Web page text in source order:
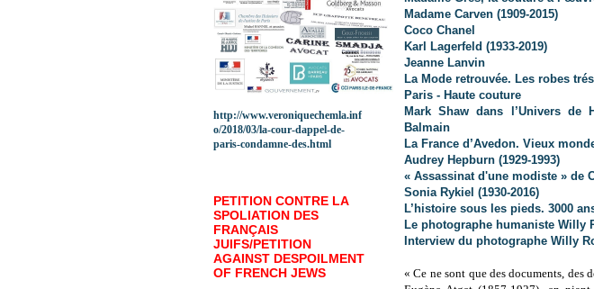
Madame Carven (1909-2015)
Coco Chanel
Karl Lagerfeld (1933-2019)
Jeanne Lanvin
La Mode retrouvée. Les robes
Paris - Haute couture
Mark Shaw dans l’Univers de
Balmain
La France d’Avedon. Vieux
Audrey Hepburn (1929-1993)
« Assassinat d'une modiste » de
Sonia Rykiel (1930-2016)
L’histoire sous les pieds. 3000
Le photographe humaniste Willy
Interview du photographe Willy
« Ce ne sont que des documents,
http://www.veroniquechemla.inf
o/2018/03/la-cour-dappel-de-
paris-condamne-des.html
PETITION CONTRE LA
SPOLIATION DES
FRANÇAIS
JUIFS/PETITION
AGAINST DESPOILMENT
OF FRENCH JEWS